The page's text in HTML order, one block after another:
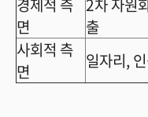
경제적 측
면
2차 자원
출
사회적 측
면
일자리,